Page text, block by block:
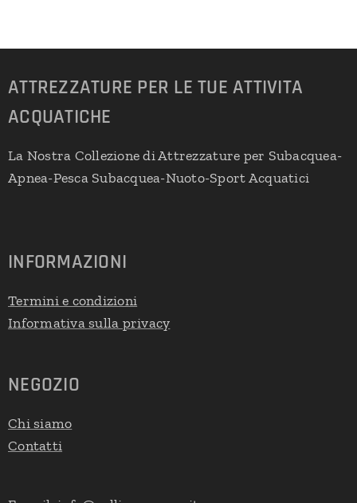
ATTREZZATURE PER LE TUE ATTIVITA
ACQUATICHE
La Nostra Collezione di Attrezzature per Subacquea-
Apnea-Pesca Subacquea-Nuoto-Sport Acquatici
INFORMAZIONI
Termini e condizioni
Informativa sulla privacy
NEGOZIO
Chi siamo
Contatti